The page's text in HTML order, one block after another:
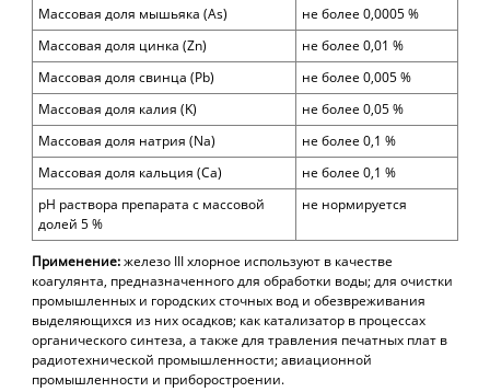
Массовая доля мышьяка (As)
не более 0,0005 %
Массовая доля цинка (Zn)
не более 0,01 %
Массовая доля свинца (Pb)
не более 0,005 %
Массовая доля калия (K)
не более 0,05 %
Массовая доля натрия (Na)
не более 0,1 %
Массовая доля кальция (Ca)
не более 0,1 %
рН раствора препарата с массовой
долей 5 %
не нормируется
Применение:железо III хлорное используют в качестве
коагулянта, предназначенного для обработки воды; для очистки
промышленных и городских сточных вод и обезвреживания
выделяющихся из них осадков; как катализатор в процессах
органического синтеза, а также для травления печатных плат в
радиотехнической промышленности; авиационной
промышленности и приборостроении.